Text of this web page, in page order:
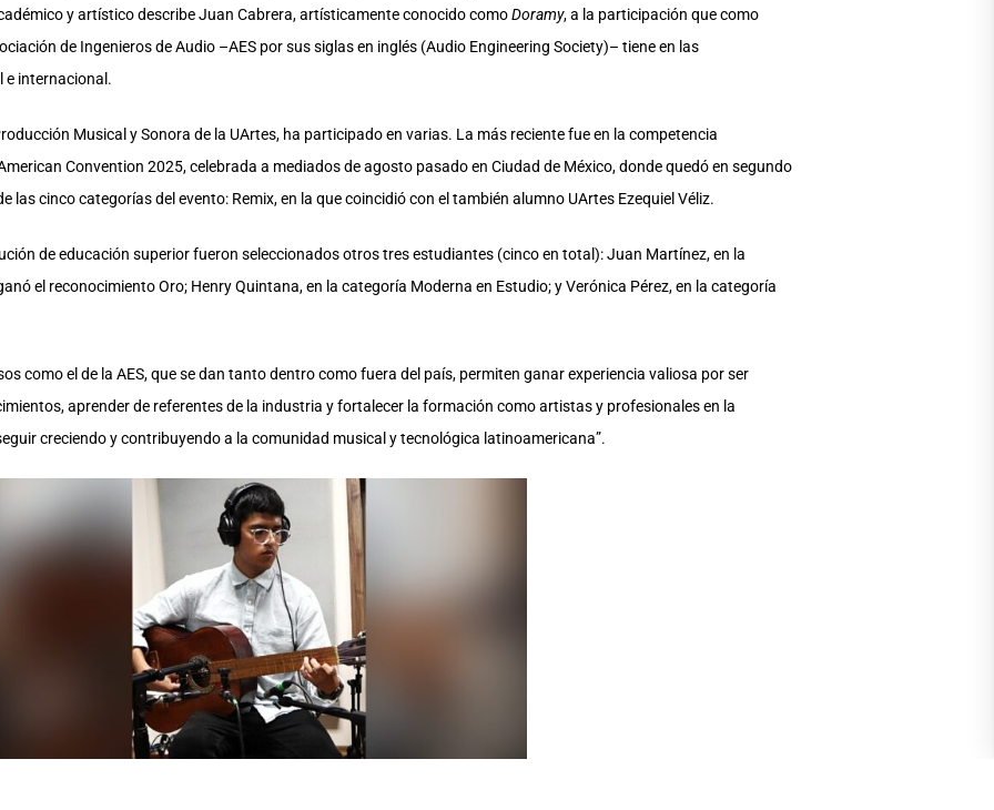
y artístico describe Juan Cabrera, artísticamente conocido comoDoramy, a la participación que como
de Ingenieros de Audio –AES por sus siglas en inglés (Audio Engineering Society)– tiene en las
e internacional.
Musical y Sonora de la UArtes, ha participado en varias. La más reciente fue en la competencia
Convention 2025, celebrada a mediados de agosto pasado en Ciudad de México, donde quedó en segundo
las cinco categorías del evento: Remix, en la que coincidió con el también alumno UArtes Ezequiel Véliz.
de educación superior fueron seleccionados otros tres estudiantes (cinco en total): Juan Martínez, en la
el reconocimiento Oro; Henry Quintana, en la categoría Moderna en Estudio; y Verónica Pérez, en la categoría
como el de la AES, que se dan tanto dentro como fuera del país, permiten ganar experiencia valiosa por ser
aprender de referentes de la industria y fortalecer la formación como artistas y profesionales en la
creciendo y contribuyendo a la comunidad musical y tecnológica latinoamericana”.